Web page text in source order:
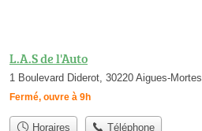
L.A.S de l'Auto
1 Boulevard Diderot, 30220 Aigues-Mortes
Fermé, ouvre à 9h
Horaires Téléphone